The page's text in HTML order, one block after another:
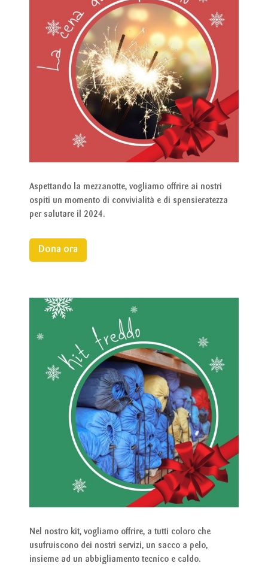
Aspettando la mezzanotte, vogliamo offrire ai nostri
ospiti un momento di convivialità e di spensieratezza
per salutare il 2024.
Dona ora
Nel nostro kit, vogliamo offrire, a tutti coloro che
usufruiscono dei nostri servizi, un sacco a pelo,
insieme ad un abbigliamento tecnico e caldo.